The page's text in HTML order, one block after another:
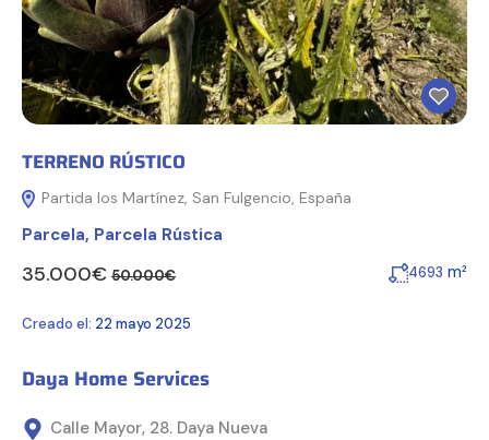
TERRENO RÚSTICO
Partida los Martínez, San Fulgencio, España
Parcela, Parcela Rústica
35.000€ 50.000€ 4693 m²
Creado el: 22 mayo 2025
Daya Home Services
Calle Mayor, 28. Daya Nueva